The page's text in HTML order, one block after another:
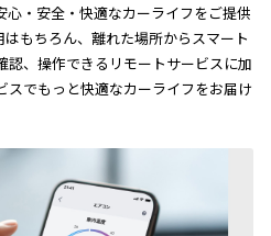
心・安全・快適なカーライフをご提供
もちろん、離れた場所からスマート
認、操作できるリモートサービスに加
スでもっと快適なカーライフをお届け